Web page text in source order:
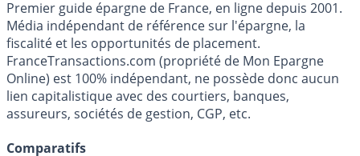
FranceTransactions.com
Premier guide épargne de France, en ligne depuis 2001.
Média indépendant de référence sur l'épargne, la
fiscalité et les opportunités de placement.
FranceTransactions.com (propriété de Mon Epargne
Online) est 100% indépendant, ne possède donc aucun
assureurs, sociétés de gestion, CGP, etc.